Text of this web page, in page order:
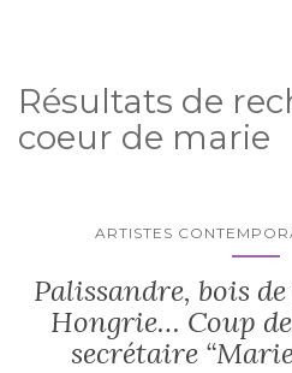
Résultats de
coeur de marie
ARTISTES
Palissandre, bois
Hongrie… Coup
secrétaire